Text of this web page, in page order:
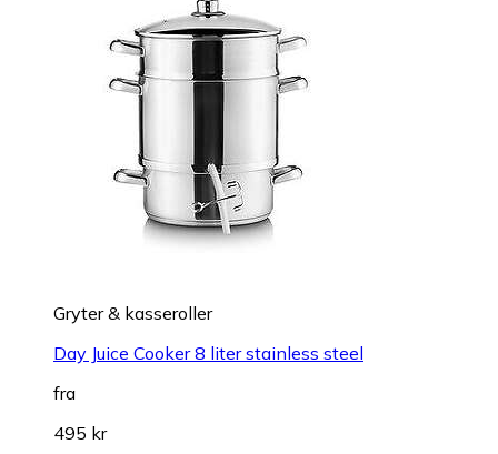
Gryter & kasseroller
Day Juice Cooker 8 liter stainless steel
fra
495 kr